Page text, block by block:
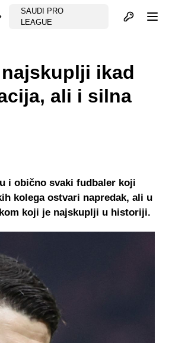
SAUDI PRO
LEAGUE
Otvori profil
ikad
ali i silna
i obično svaki fudbaler koji
kolega ostvari napredak, ali u
koji je najskuplji u historiji.